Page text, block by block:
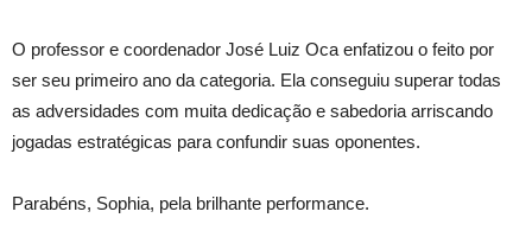
O professor e coordenador José Luiz Oca enfatizou o feito por
ser seu primeiro ano da categoria. Ela conseguiu superar todas
as adversidades com muita dedicação e sabedoria arriscando
jogadas estratégicas para confundir suas oponentes.
Parabéns, Sophia, pela brilhante performance.